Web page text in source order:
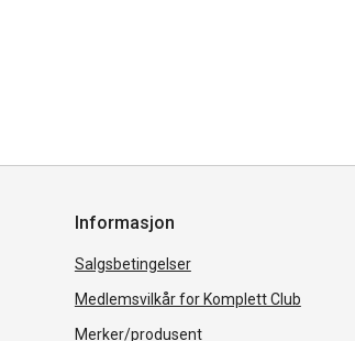
Informasjon
Salgsbetingelser
Medlemsvilkår for Komplett Club
Merker/produsent